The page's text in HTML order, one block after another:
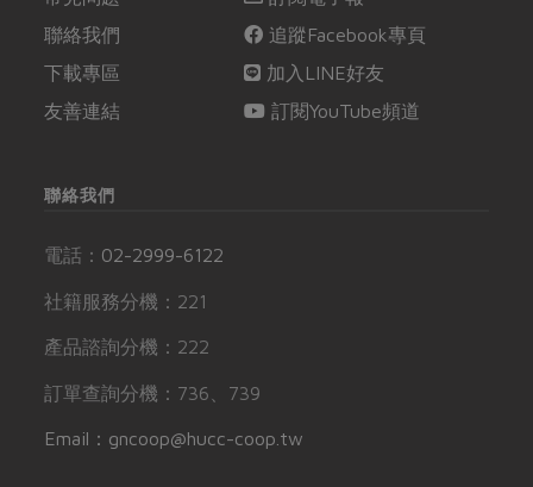
聯絡我們
下載專區
友善連結
追蹤Facebook專頁
加入LINE好友
訂閱YouTube頻道
聯絡我們
電話： 02-2999-6122
社籍服務分機：221
產品諮詢分機：222
訂單查詢分機：736、739
Email：gncoop@hucc-coop.tw